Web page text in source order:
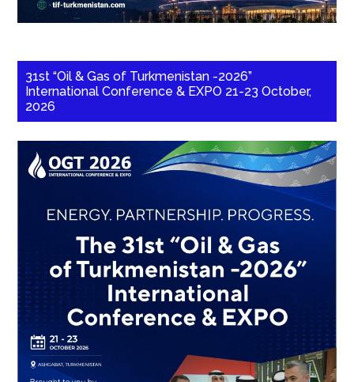
31st “Oil & Gas of Turkmenistan -2026”
International Conference & EXPO 21-23 October,
2026